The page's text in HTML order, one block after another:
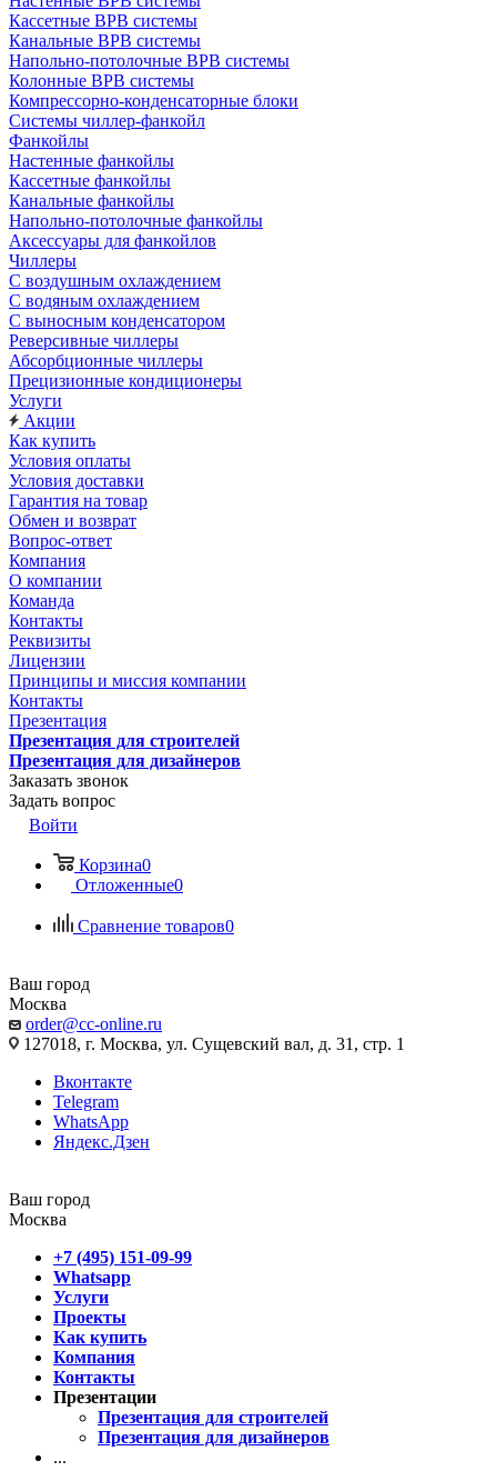
Кассетные ВРВ системы
Канальные ВРВ системы
Напольно-потолочные ВРВ системы
Колонные ВРВ системы
Компрессорно-конденсаторные блоки
Системы чиллер-фанкойл
Фанкойлы
Настенные фанкойлы
Кассетные фанкойлы
Канальные фанкойлы
Напольно-потолочные фанкойлы
Аксессуары для фанкойлов
Чиллеры
С воздушным охлаждением
С водяным охлаждением
С выносным конденсатором
Реверсивные чиллеры
Абсорбционные чиллеры
Прецизионные кондиционеры
Услуги
Акции
Как купить
Условия оплаты
Условия доставки
Гарантия на товар
Обмен и возврат
Вопрос-ответ
Компания
О компании
Команда
Контакты
Реквизиты
Лицензии
Принципы и миссия компании
Контакты
Презентация
Презентация для строителей
Презентация для дизайнеров
Заказать звонок
Задать вопрос
Войти
Корзина0
Отложенные0
Сравнение товаров0
Ваш город
Москва
order@cc-online.ru
127018, г. Москва, ул. Сущевский вал, д. 31, стр. 1
Вконтакте
Telegram
WhatsApp
Яндекс.Дзен
Ваш город
Москва
+7 (495) 151-09-99
Whatsapp
Услуги
Проекты
Как купить
Компания
Контакты
Презентации
Презентация для строителей
Презентация для дизайнеров
...